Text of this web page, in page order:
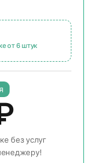
от 6 штук
без услуг